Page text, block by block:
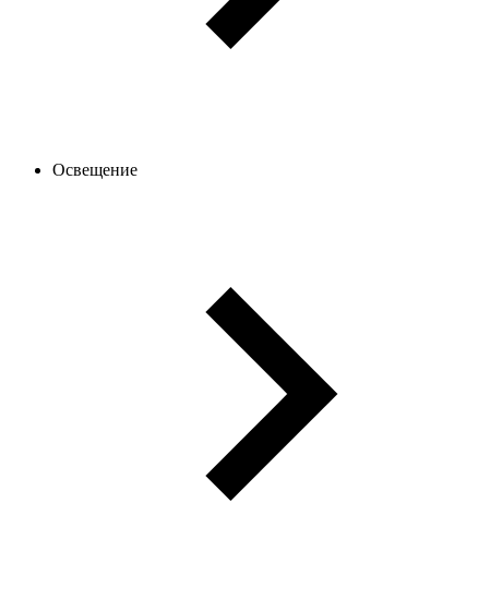
Освещение